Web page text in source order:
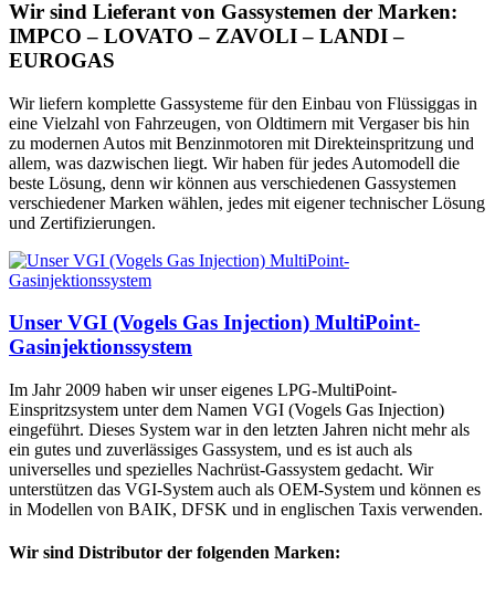
Wir sind Lieferant von Gassystemen der Marken:
IMPCO – LOVATO – ZAVOLI – LANDI –
EUROGAS
Wir liefern komplette Gassysteme für den Einbau von Flüssiggas in
eine Vielzahl von Fahrzeugen, von Oldtimern mit Vergaser bis hin
zu modernen Autos mit Benzinmotoren mit Direkteinspritzung und
allem, was dazwischen liegt. Wir haben für jedes Automodell die
beste Lösung, denn wir können aus verschiedenen Gassystemen
verschiedener Marken wählen, jedes mit eigener technischer Lösung
und Zertifizierungen.
Unser VGI (Vogels Gas Injection) MultiPoint-
Gasinjektionssystem
Im Jahr 2009 haben wir unser eigenes LPG-MultiPoint-
Einspritzsystem unter dem Namen VGI (Vogels Gas Injection)
eingeführt. Dieses System war in den letzten Jahren nicht mehr als
ein gutes und zuverlässiges Gassystem, und es ist auch als
universelles und spezielles Nachrüst-Gassystem gedacht. Wir
unterstützen das VGI-System auch als OEM-System und können es
in Modellen von BAIK, DFSK und in englischen Taxis verwenden.
Wir sind Distributor der folgenden Marken: